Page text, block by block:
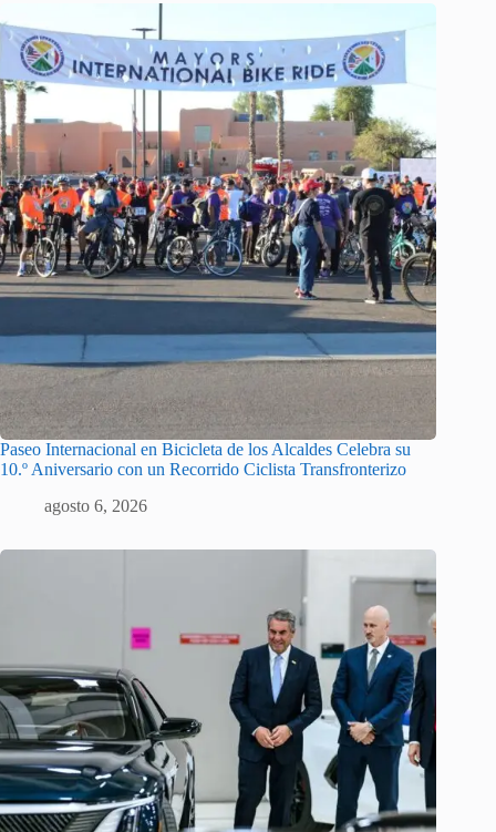
Paseo Internacional en Bicicleta de los Alcaldes Celebra su
10.º Aniversario con un Recorrido Ciclista Transfronterizo
agosto 6, 2026